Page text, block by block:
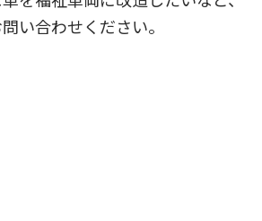
い合わせください。